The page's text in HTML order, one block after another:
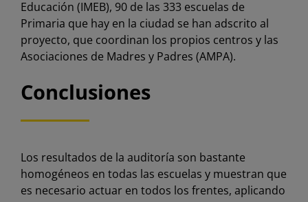
Educación (IMEB), 90 de las 333 escuelas de
Primaria que hay en la ciudad se han adscrito al
proyecto, que coordinan los propios centros y las
Asociaciones de Madres y Padres (AMPA).
Conclusiones
Los resultados de la auditoría son bastante
homogéneos en todas las escuelas y muestran que
es necesario actuar en todos los frentes, aplicando